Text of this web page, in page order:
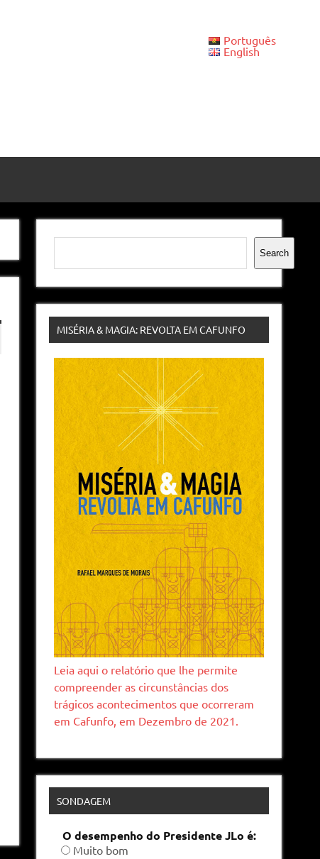
Português
English
Pesquisar
Search
MISÉRIA & MAGIA: REVOLTA EM CAFUNFO
Leia aqui o relatório que lhe permite
compreender as circunstâncias dos
trágicos acontecimentos que ocorreram
em Cafunfo, em Dezembro de 2021.
SONDAGEM
O desempenho do Presidente JLo é:
Muito bom